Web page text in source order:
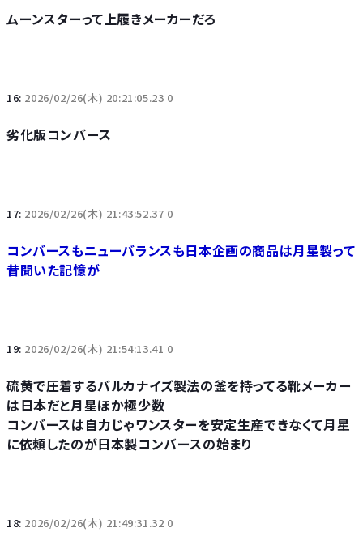
ムーンスターって上履きメーカーだろ
16: 2026/02/26(木) 20:21:05.23 0
劣化版コンバース
17: 2026/02/26(木) 21:43:52.37 0
コンバースもニューバランスも日本企画の商品は月星製って
昔聞いた記憶が
19: 2026/02/26(木) 21:54:13.41 0
硫黄で圧着するバルカナイズ製法の釜を持ってる靴メーカー
は日本だと月星ほか極少数
コンバースは自力じゃワンスターを安定生産できなくて月星
に依頼したのが日本製コンバースの始まり
18: 2026/02/26(木) 21:49:31.32 0